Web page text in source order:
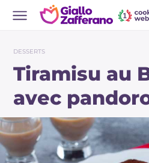
DESSERTS
Tiramisu au
avec